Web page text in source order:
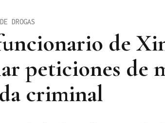
de
peticiones de
criminal
DROGAS